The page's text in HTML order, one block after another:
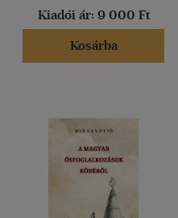
Kiadói ár: 9 000 Ft
Kosárba